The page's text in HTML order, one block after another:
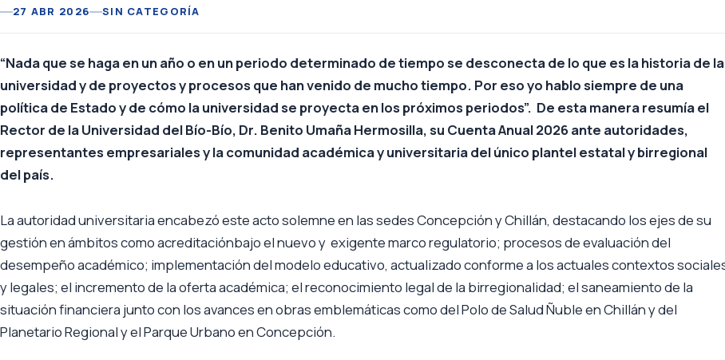
27 ABR 2026 SIN CATEGORÍA
“Nada que se haga en un año o en un periodo determinado de tiempo se desconecta de lo que es la historia de la
universidad y de proyectos y procesos que han venido de mucho tiempo. Por eso yo hablo siempre de una
política de Estado y de cómo la universidad se proyecta en los próximos periodos”. De esta manera resumía el
Rector de la Universidad del Bío-Bío, Dr. Benito Umaña Hermosilla, su Cuenta Anual 2026 ante autoridades,
representantes empresariales y la comunidad académica y universitaria del único plantel estatal y birregional
del país.
La autoridad universitaria encabezó este acto solemne en las sedes Concepción y Chillán, destacando los ejes de su
gestión en ámbitos como acreditaciónbajo el nuevo y exigente marco regulatorio; procesos de evaluación del
desempeño académico; implementación del modelo educativo, actualizado conforme a los actuales contextos
y legales; el incremento de la oferta académica; el reconocimiento legal de la birregionalidad; el saneamiento de la
situación financiera junto con los avances en obras emblemáticas como del Polo de Salud Ñuble en Chillán y del
Planetario Regional y el Parque Urbano en Concepción.